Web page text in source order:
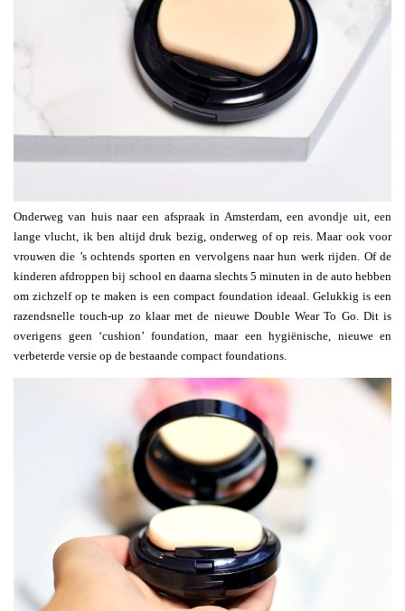
Onderweg van huis naar een afspraak in Amsterdam, een avondje uit, een
lange vlucht, ik ben altijd druk bezig, onderweg of op reis. Maar ook voor
vrouwen die ’s ochtends sporten en vervolgens naar hun werk rijden. Of de
kinderen afdroppen bij school en daarna slechts 5 minuten in de auto hebben
om zichzelf op te maken is een compact foundation ideaal. Gelukkig is een
razendsnelle touch-up zo klaar met de nieuwe Double Wear To Go. Dit is
overigens geen ‘cushion’ foundation, maar een hygiënische, nieuwe en
verbeterde versie op de bestaande compact foundations.